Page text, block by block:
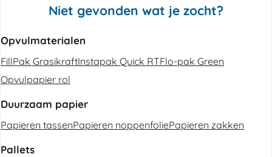
Niet gevonden wat je zocht?
Opvulmaterialen
FillPak GrasikraftInstapak Quick RTFlo-pak Green
Opvulpapier rol
Duurzaam papier
Papieren tassenPapieren noppenfoliePapieren zakken
Pallets